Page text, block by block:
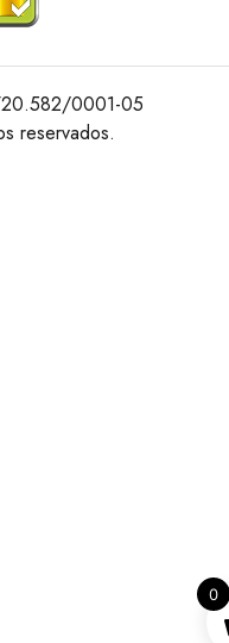
0001-05
reservados.
0